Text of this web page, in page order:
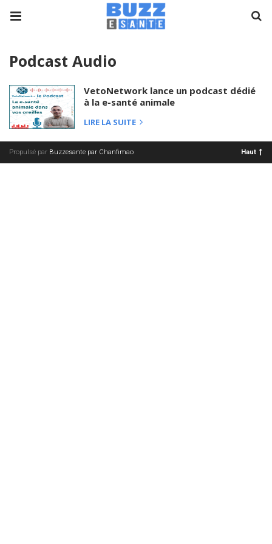
Podcast Audio
VetoNetwork lance un podcast dédié
à la e-santé animale
LIRE LA SUITE
Propulsé par Buzzesante par Chanfimao Haut